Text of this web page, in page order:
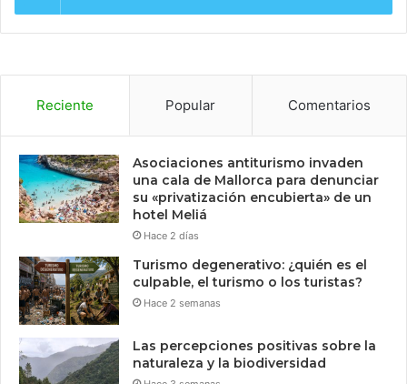
Reciente Popular Comentarios
Asociaciones antiturismo invaden
una cala de Mallorca para denunciar
su «privatización encubierta» de un
hotel Meliá
Hace 2 días
Turismo degenerativo: ¿quién es el
culpable, el turismo o los turistas?
Hace 2 semanas
Las percepciones positivas sobre la
naturaleza y la biodiversidad